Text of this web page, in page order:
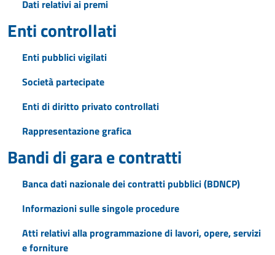
Dati relativi ai premi
Enti controllati
Enti pubblici vigilati
Società partecipate
Enti di diritto privato controllati
Rappresentazione grafica
Bandi di gara e contratti
Banca dati nazionale dei contratti pubblici (BDNCP)
Informazioni sulle singole procedure
Atti relativi alla programmazione di lavori, opere, servizi
e forniture